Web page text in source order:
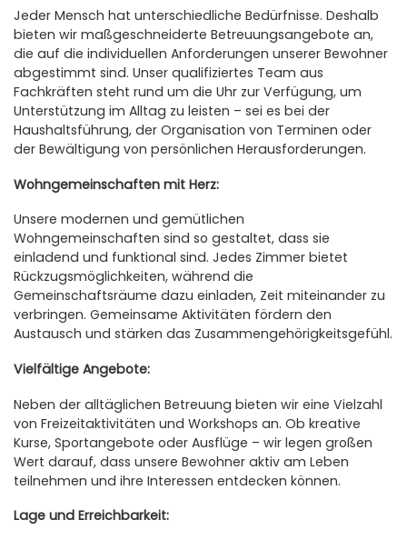
Jeder Mensch hat unterschiedliche Bedürfnisse. Deshalb
bieten wir maßgeschneiderte Betreuungsangebote an,
die auf die individuellen Anforderungen unserer Bewohner
abgestimmt sind. Unser qualifiziertes Team aus
Fachkräften steht rund um die Uhr zur Verfügung, um
Unterstützung im Alltag zu leisten – sei es bei der
Haushaltsführung, der Organisation von Terminen oder
der Bewältigung von persönlichen Herausforderungen.
Wohngemeinschaften mit Herz:
Unsere modernen und gemütlichen
Wohngemeinschaften sind so gestaltet, dass sie
einladend und funktional sind. Jedes Zimmer bietet
Rückzugsmöglichkeiten, während die
Gemeinschaftsräume dazu einladen, Zeit miteinander zu
verbringen. Gemeinsame Aktivitäten fördern den
Austausch und stärken das Zusammengehörigkeitsgefühl.
Vielfältige Angebote:
Neben der alltäglichen Betreuung bieten wir eine Vielzahl
von Freizeitaktivitäten und Workshops an. Ob kreative
Kurse, Sportangebote oder Ausflüge – wir legen großen
Wert darauf, dass unsere Bewohner aktiv am Leben
teilnehmen und ihre Interessen entdecken können.
Lage und Erreichbarkeit: